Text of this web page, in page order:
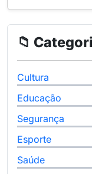
📁
Cultura
Educação
Segurança
Esporte
Saúde